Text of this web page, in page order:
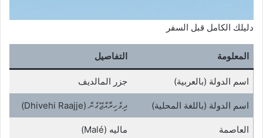
دليلك الكامل قبل السفر
المعلومة التفاصيل
اسم الدولة (بالعربية) جزر المالديف
اسم الدولة (باللغة المحلية) ދިވެހިރާއްޖޭގެން (Dhivehi Raajje)
العاصمة ماليه (Malé)